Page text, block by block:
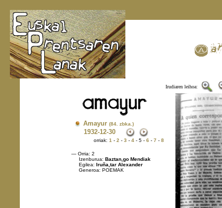
Irudiaren leihoa:
Amayur (84. zbka.)
1932-12-30
orriak: 1 - 2 - 3 - 4 - 5 - 6 - 7 - 8
— Orria: 2
Izenburua: Baztan,go Mendiak
Egilea: Iruña,tar Alexander
Generoa: POEMAK